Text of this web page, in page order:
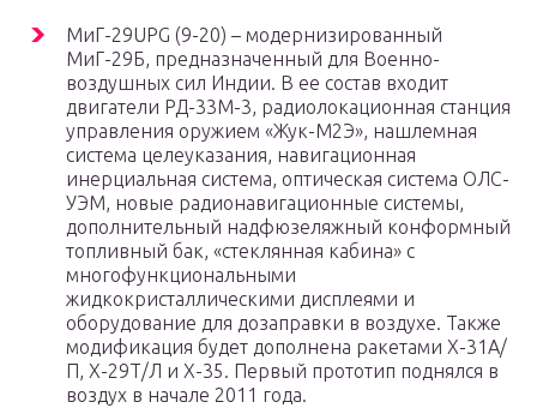
МиГ-29UPG (9-20) – модернизированный
МиГ-29Б, предназначенный для Военно-
воздушных сил Индии. В ее состав входит
двигатели РД-33М-3, радиолокационная станция
управления оружием «Жук-М2Э», нашлемная
система целеуказания, навигационная
инерциальная система, оптическая система ОЛС-
УЭМ, новые радионавигационные системы,
дополнительный надфюзеляжный конформный
топливный бак, «стеклянная кабина» с
многофункциональными
жидкокристаллическими дисплеями и
оборудование для дозаправки в воздухе. Также
модификация будет дополнена ракетами Х-31А/
П, Х-29Т/Л и Х-35. Первый прототип поднялся в
воздух в начале 2011 года.